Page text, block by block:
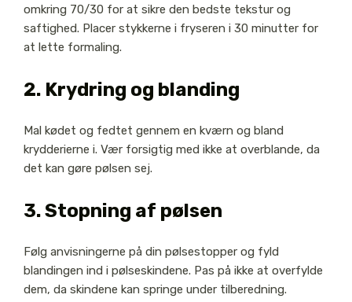
omkring 70/30 for at sikre den bedste tekstur og
saftighed. Placer stykkerne i fryseren i 30 minutter for
at lette formaling.
2. Krydring og blanding
Mal kødet og fedtet gennem en kværn og bland
krydderierne i. Vær forsigtig med ikke at overblande, da
det kan gøre pølsen sej.
3. Stopning af pølsen
Følg anvisningerne på din pølsestopper og fyld
blandingen ind i pølseskindene. Pas på ikke at overfylde
dem, da skindene kan springe under tilberedning.